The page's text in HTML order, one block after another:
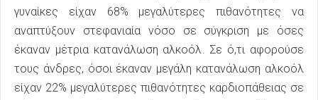
γυναίκες είχαν 68% μεγαλύτερες πιθανότητες να
αναπτύξουν στεφανιαία νόσο σε σύγκριση με όσες
έκαναν μέτρια κατανάλωση αλκοόλ. Σε ό,τι αφορούσε
τους άνδρες, όσοι έκαναν μεγάλη κατανάλωση αλκοόλ
είχαν 22% μεγαλύτερες πιθανότητες καρδιοπάθειας σε